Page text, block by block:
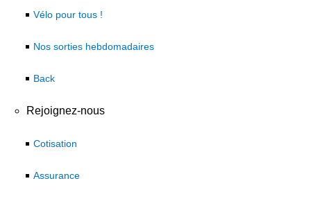
Vélo pour tous !
Nos sorties hebdomadaires
Back
Rejoignez-nous
Cotisation
Assurance